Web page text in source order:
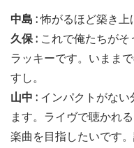
中島 :怖がるほど築き上
久保 : これで俺たちが
ラッキーです。いまま
すし。
山中 : インパクトがない
ます。ライヴで聴かれ
楽曲を目指したいです